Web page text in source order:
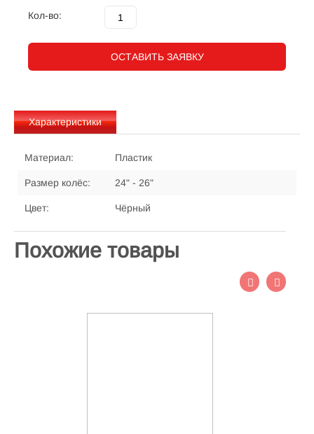
Кол-во:
ОСТАВИТЬ ЗАЯВКУ
Характеристики
Материал: Пластик
Размер колёс: 24" - 26"
Цвет: Чёрный
Похожие товары